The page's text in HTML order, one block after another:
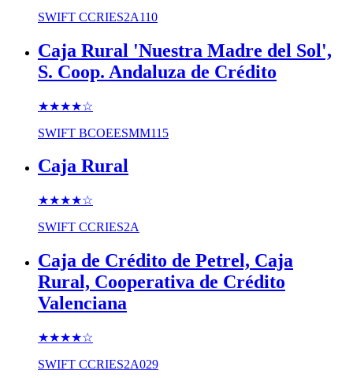
SWIFT CCRIES2A110
Caja Rural 'Nuestra Madre del Sol',
S. Coop. Andaluza de Crédito
★★★★☆
SWIFT BCOEESMM115
Caja Rural
★★★★☆
SWIFT CCRIES2A
Caja de Crédito de Petrel, Caja
Rural, Cooperativa de Crédito
Valenciana
★★★★☆
SWIFT CCRIES2A029